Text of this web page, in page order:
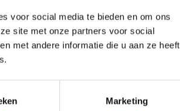
voor social media te bieden en om ons
site met onze partners voor social
met andere informatie die u aan ze heeft
Marketing